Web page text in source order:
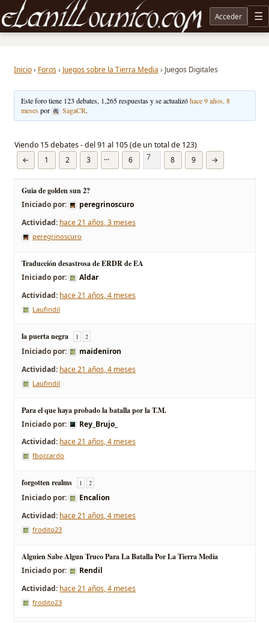
Noticias sobre Tolkien: El Señor de los Anillos, Los Anillos de Poder, La Caza de Gollum, la
Acceder
Inicio › Foros › Juegos sobre la Tierra Media › Juegos Digitales
Este foro tiene 123 debates, 1,265 respuestas y se actualizóhace 9 años, 8
mesespor SagaCR.
Viendo 15 debates - del 91 al 105 (de un total de 123)
←
1 2 3 … 6 7 8 9 →
Guia de golden sun 2?
Iniciado por:
peregrinoscuro
hace 21 años, 3 meses
peregrinoscuro
Traducción desastrosa de ERDR de EA
Iniciado por:
Aldar
hace 21 años, 4 meses
Laufindil
la puerta negra 1 2
Iniciado por:
maideniron
hace 21 años, 4 meses
Laufindil
Para el que haya probado la batalla por la T.M.
Iniciado por:
Rey_Brujo_
hace 21 años, 4 meses
fboccardo
forgotten realms 1 2
Iniciado por:
Encalion
hace 21 años, 4 meses
frodito23
Alguien Sabe Algun Truco Para La Batalla Por La Tierra Media
Iniciado por:
Rendil
hace 21 años, 4 meses
frodito23